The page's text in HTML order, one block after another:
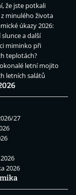
že jste potkali
minulého života
úkazy 2026:
a další
miminko při
teplotách?
letní mojito
letních salátů
27
2026